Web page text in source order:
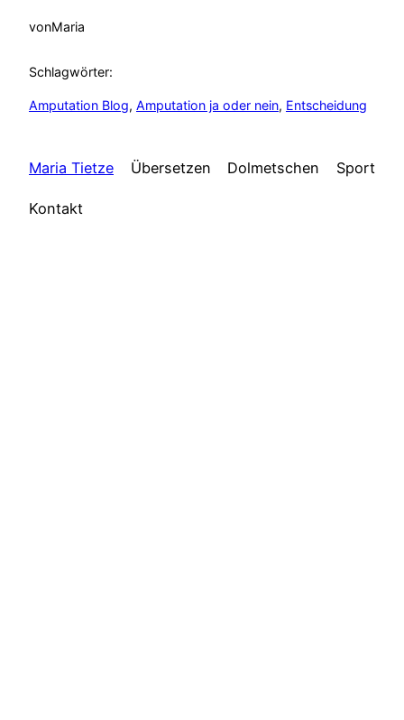
vonMaria
Schlagwörter:
Amputation Blog, Amputation ja oder nein, Entscheidung
Maria Tietze Übersetzen Dolmetschen Sport
Kontakt